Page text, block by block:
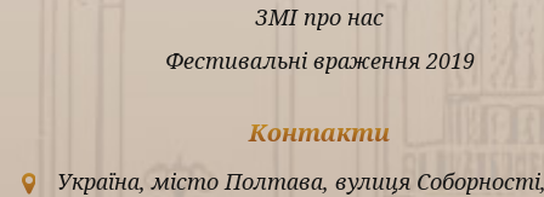
ЗМІ про нас
Фестивальні враження 2019
Контакти
Україна, місто Полтава, вулиця